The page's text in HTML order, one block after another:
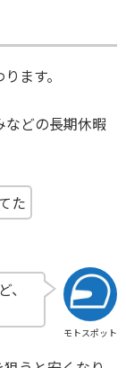
ます。
どの長期休暇
た
モトスポット